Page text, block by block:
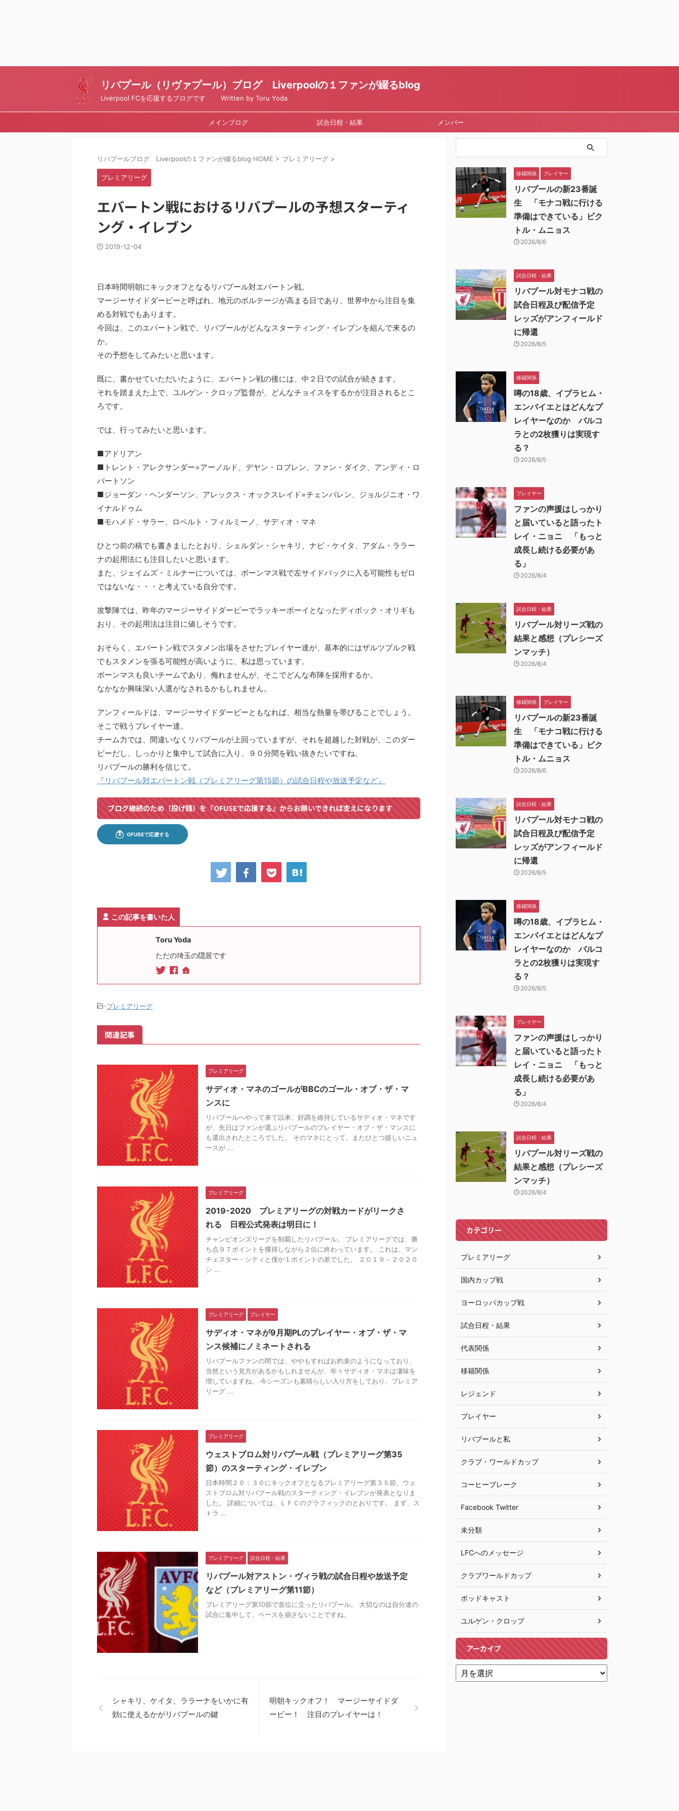
リバプール（リヴァプール）ブログ Liverpoolの１ファンが綴るblog
Liverpool FCを応援するブログです Written by Toru Yoda
メインブログ 試合日程・結果 メンバー
リバプールブログ Liverpoolの１ファンが綴るblog HOME > プレミアリーグ >
プレミアリーグ
エバートン戦におけるリバプールの予想スターティ
ング・イレブン
2019-12-04
日本時間明朝にキックオフとなるリバプール対エバートン戦。
マージーサイドダービーと呼ばれ、地元のボルテージが高まる日であり、世界中から注目を集
める対戦でもあります。
今回は、このエバートン戦で、リバプールがどんなスターティング・イレブンを組んで来るの
か。
その予想をしてみたいと思います。
既に、書かせていただいたように、エバートン戦の後には、中２日での試合が続きます。
それを踏まえた上で、ユルゲン・クロップ監督が、どんなチョイスをするかが注目されるとこ
ろです。
では、行ってみたいと思います。
■アドリアン
■トレント・アレクサンダー=アーノルド、デヤン・ロブレン、ファン・ダイク、アンディ・ロ
バートソン
■ジョーダン・ヘンダーソン、アレックス・オックスレイド=チェンバレン、ジョルジニオ・ワ
イナルドゥム
■モハメド・サラー、ロベルト・フィルミーノ、サディオ・マネ
ひとつ前の稿でも書きましたとおり、シェルダン・シャキリ、ナビ・ケイタ、アダム・ララー
ナの起用法にも注目したいと思います。
また、ジェイムズ・ミルナーについては、ボーンマス戦で左サイドバックに入る可能性もゼロ
ではないな・・・と考えている自分です。
攻撃陣では、昨年のマージーサイドダービーでラッキーボーイとなったディボック・オリギも
おり、その起用法は注目に値しそうです。
おそらく、エバートン戦でスタメン出場をさせたプレイヤー達が、基本的にはザルツブルク戦
でもスタメンを張る可能性が高いように、私は思っています。
ボーンマスも良いチームであり、侮れませんが、そこでどんな布陣を採用するか。
なかなか興味深い人選がなされるかもしれません。
アンフィールドは、マージーサイドダービーともなれば、相当な熱量を帯びることでしょう。
そこで戦うプレイヤー達。
チーム力では、間違いなくリバプールが上回っていますが、それを超越した対戦が、このダー
ビーだし、しっかりと集中して試合に入り、９０分間を戦い抜きたいですね。
リバプールの勝利を信じて。
『リバプール対エバートン戦（プレミアリーグ第15節）の試合日程や放送予定など』
ブログ継続のため（投げ銭）を『OFUSEで応援する』からお願いできれば支えになります
この記事を書いた人
Toru Yoda
ただの埼玉の隠居です
-プレミアリーグ
関連記事
プレミアリーグ
サディオ・マネのゴールがBBCのゴール・オブ・ザ・マ
ンスに
リバプールへやって来て以来、好調を維持しているサディオ・マネです
が、先日はファンが選ぶリバプールのプレイヤー・オブ・ザ・マンスに
も選出されたところでした。 そのマネにとって、またひとつ嬉しいニュ
ースが ...
プレミアリーグ
2019-2020 プレミアリーグの対戦カードがリークさ
れる 日程公式発表は明日に！
チャンピオンズリーグを制覇したリバプール。 プレミアリーグでは、勝
ち点９７ポイントを獲得しながら２位に終わっています。 これは、マン
チェスター・シティと僅か１ポイントの差でした。 ２０１９－２０２０
シ ...
プレミアリーグ プレイヤー
サディオ・マネが9月期PLのプレイヤー・オブ・ザ・マ
ンス候補にノミネートされる
リバプールファンの間では、ややもすればお約束のようになっており、
当然という見方があるかもしれませんが、年々サディオ・マネは凄味を
増していますね。 今シーズンも素晴らしい入り方をしており、プレミア
リーグ ...
プレミアリーグ
ウェストブロム対リバプール戦（プレミアリーグ第35
節）のスターティング・イレブン
日本時間２０：３０にキックオフとなるプレミアリーグ第３５節、ウェ
ストブロム対リバプール戦のスターティング・イレブンが発表となりま
した。 詳細については、ＬＦＣのグラフィックのとおりです。 まず、ス
トラ ...
プレミアリーグ 試合日程・結果
リバプール対アストン・ヴィラ戦の試合日程や放送予定
など（プレミアリーグ第11節）
プレミアリーグ第10節で首位に立ったリバプール。 大切なのは自分達の
試合に集中して、ペースを崩さないことですね。
シャキリ、ケイタ、ララーナをいかに有
効に使えるかがリバプールの鍵
明朝キックオフ！ マージーサイドダ
ービー！ 注目のプレイヤーは！
移籍関係 プレイヤー
リバプールの新23番誕
生 「モナコ戦に行ける
準備はできている」ビク
トル・ムニョス
2026/8/6
試合日程・結果
リバプール対モナコ戦の
試合日程及び配信予定
レッズがアンフィールド
に帰還
2026/8/5
移籍関係
噂の18歳、イブラヒム・
エンバイエとはどんなプ
レイヤーなのか バルコ
ラとの2枚獲りは実現す
る？
2026/8/5
プレイヤー
ファンの声援はしっかり
と届いていると語ったト
レイ・ニョニ 「もっと
成長し続ける必要があ
る」
2026/8/4
試合日程・結果
リバプール対リーズ戦の
結果と感想（プレシーズ
ンマッチ）
2026/8/4
移籍関係 プレイヤー
リバプールの新23番誕
生 「モナコ戦に行ける
準備はできている」ビク
トル・ムニョス
2026/8/6
試合日程・結果
リバプール対モナコ戦の
試合日程及び配信予定
レッズがアンフィールド
に帰還
2026/8/5
移籍関係
噂の18歳、イブラヒム・
エンバイエとはどんなプ
レイヤーなのか バルコ
ラとの2枚獲りは実現す
る？
2026/8/5
プレイヤー
ファンの声援はしっかり
と届いていると語ったト
レイ・ニョニ 「もっと
成長し続ける必要があ
る」
2026/8/4
試合日程・結果
リバプール対リーズ戦の
結果と感想（プレシーズ
ンマッチ）
2026/8/4
カテゴリー
プレミアリーグ
国内カップ戦
ヨーロッパカップ戦
試合日程・結果
代表関係
移籍関係
レジェンド
プレイヤー
リバプールと私
クラブ・ワールドカップ
コーヒーブレーク
Facebook Twitter
未分類
LFCへのメッセージ
クラブワールドカップ
ポッドキャスト
ユルゲン・クロップ
アーカイブ